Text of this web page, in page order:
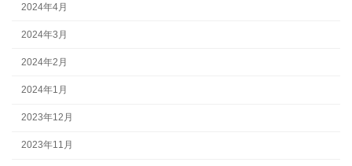
2024年4月
2024年3月
2024年2月
2024年1月
2023年12月
2023年11月